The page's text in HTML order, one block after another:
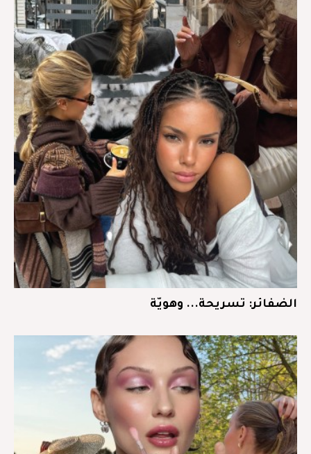
الضفائر: تسريحة... وهويّة